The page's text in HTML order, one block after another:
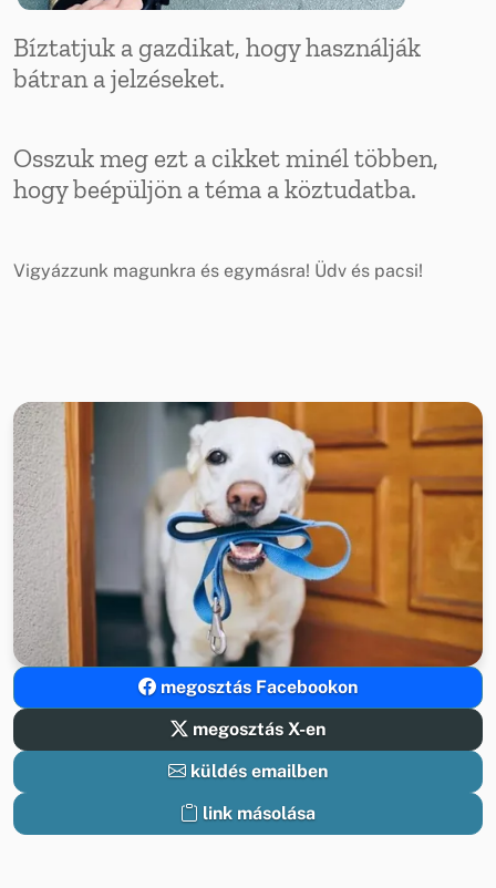
Bíztatjuk a gazdikat, hogy használják
bátran a jelzéseket.
Osszuk meg ezt a cikket minél többen,
hogy beépüljön a téma a köztudatba.
Vigyázzunk magunkra és egymásra! Üdv és pacsi!
megosztás Facebookon
megosztás X-en
küldés emailben
link másolása